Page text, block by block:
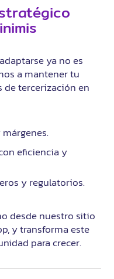
ya no es
a mantener tu
tercerización en
eficiencia y
y regulatorios.
desde nuestro sitio
y transforma este
para crecer.